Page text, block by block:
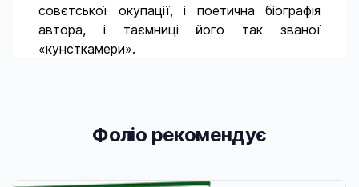
совєтської окупації, і поетична біографія
автора, і таємниці його так званої
«кунсткамери».
Фоліо рекомендує